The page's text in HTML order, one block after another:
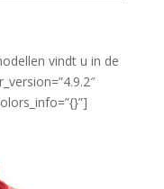
vindt u in de